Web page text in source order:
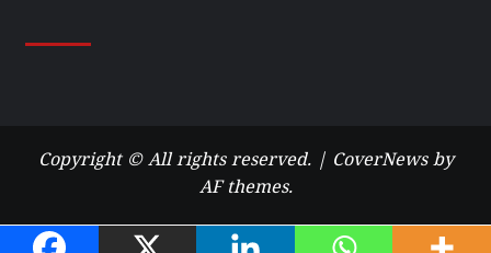
Copyright © All rights reserved. | CoverNewsby
AF themes.